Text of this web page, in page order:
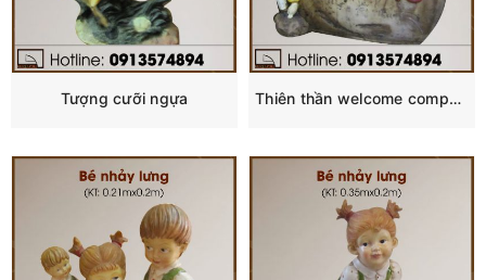
Tượng cưỡi ngựa Thiên thần welcome composite